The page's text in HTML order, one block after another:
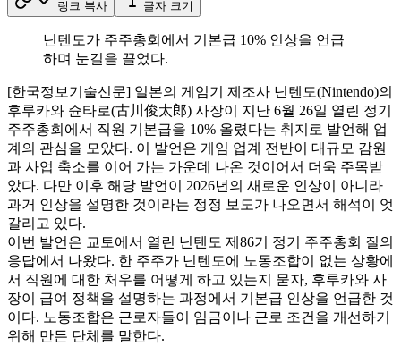
링크 복사 글자 크기
닌텐도가 주주총회에서 기본급 10% 인상을 언급
하며 눈길을 끌었다.
[한국정보기술신문] 일본의 게임기 제조사 닌텐도(Nintendo)의
후루카와 슌타로(古川俊太郎) 사장이 지난 6월 26일 열린 정기
주주총회에서 직원 기본급을 10% 올렸다는 취지로 발언해 업
계의 관심을 모았다. 이 발언은 게임 업계 전반이 대규모 감원
과 사업 축소를 이어 가는 가운데 나온 것이어서 더욱 주목받
았다. 다만 이후 해당 발언이 2026년의 새로운 인상이 아니라
과거 인상을 설명한 것이라는 정정 보도가 나오면서 해석이 엇
갈리고 있다.
이번 발언은 교토에서 열린 닌텐도 제86기 정기 주주총회 질의
응답에서 나왔다. 한 주주가 닌텐도에 노동조합이 없는 상황에
서 직원에 대한 처우를 어떻게 하고 있는지 묻자, 후루카와 사
장이 급여 정책을 설명하는 과정에서 기본급 인상을 언급한 것
이다. 노동조합은 근로자들이 임금이나 근로 조건을 개선하기
위해 만든 단체를 말한다.